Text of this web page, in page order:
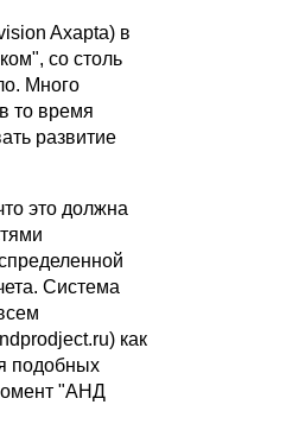
Axapta) в
со столь
Много
то время
развитие
это должна
Система
как
подобных
"АНД